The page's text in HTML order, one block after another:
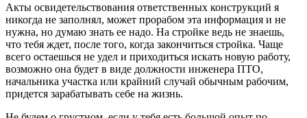
Акты освидетельствования ответственных конструкций я
никогда не заполнял, может прорабом эта информация и не
нужна, но думаю знать ее надо. На стройке ведь не знаешь,
что тебя ждет, после того, когда закончиться стройка. Чаще
всего остаешься не удел и приходиться искать новую работу,
возможно она будет в виде должности инженера ПТО,
начальника участка или крайний случай обычным рабочим,
придется зарабатывать себе на жизнь.